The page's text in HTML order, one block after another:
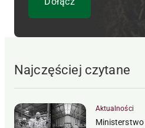
Najczęściej czytane
Aktualności
Ministerstwo